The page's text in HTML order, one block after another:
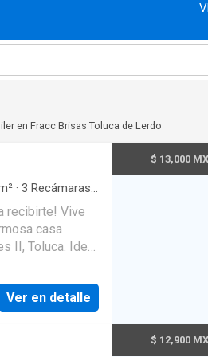
en Fracc Brisas Toluca de Lerdo
· 3 Recámaras·
Vive
casa
II, Toluca. Ideal
3
– comedor
???? Patio de
Ver en detalle
$ 13,000
$ 12,900